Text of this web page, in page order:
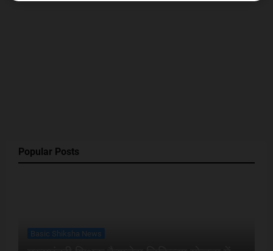
Popular Posts
Basic Shiksha News